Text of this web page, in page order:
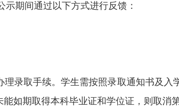
示期间通过以下方式进行反馈：
理录取手续。学生需按照录取通知书及入
能如期取得本科毕业证和学位证，则取消